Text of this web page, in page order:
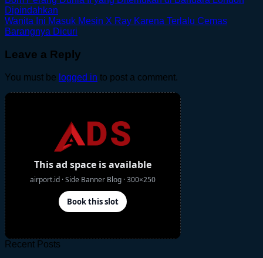
Dipindahkan
Wanita Ini Masuk Mesin X Ray Karena Terlalu Cemas
Barangnya Dicuri
Leave a Reply
You must be logged in to post a comment.
Recent Posts